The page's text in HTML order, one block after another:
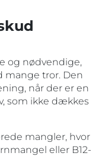
og nødvendige,
mange tror. Den
når der er en
som ikke dækkes
mangler, hvor
eller B12-